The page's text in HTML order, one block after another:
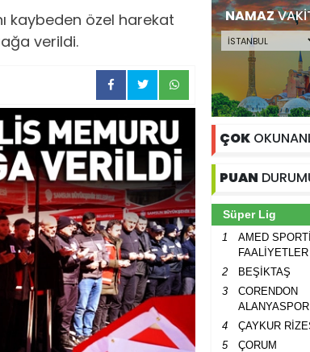
kaybeden özel harekat
verildi.
NAMAZ
ÇOK
PUAN
Süper Lig
1
AMED
FAALİYETLER
2 BEŞİKTAŞ
3
CORENDON
ALANYASPOR
4 ÇAYKUR
5
ÇORUM